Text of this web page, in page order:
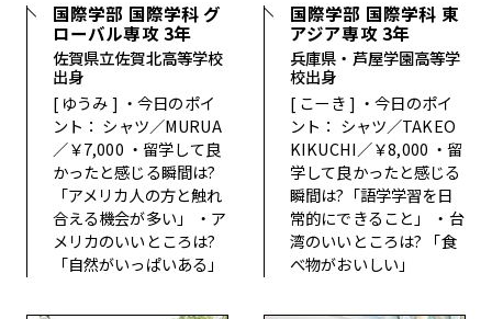
国際学部 国際学科 グ
ローバル専攻 3年
佐賀県立佐賀北高等学校
出身
[ ゆうみ] ・今日のポイ
ント： シャツ／MURUA
／￥7,000 ・留学して良
かったと感じる瞬間は?
「アメリカ人の方と触れ
合える機会が多い」
・ア
メリカのいいところは?
「自然がいっぱいある」
国際学部 国際学科 東
アジア専攻 3年
兵庫県・芦屋学園高等学
校出身
[ こーき] ・今日のポイ
ント： シャツ／TAKEO
KIKUCHI／￥8,000 ・留
学して良かったと感じる
瞬間は? 「語学学習を日
常的にできること」
・台
湾のいいところは?
「食
べ物がおいしい」